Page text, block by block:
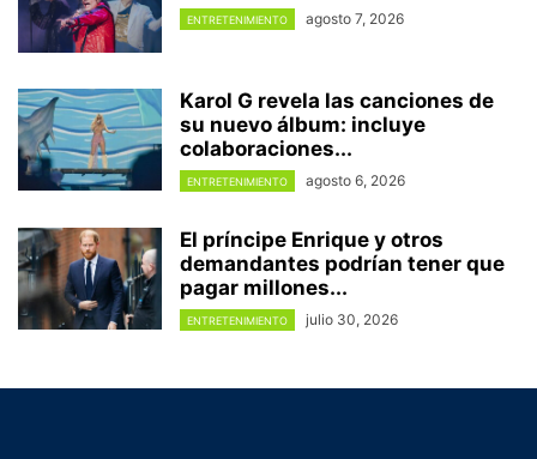
ENTRETENIMIENTO agosto 7, 2026
Karol G revela las canciones de
su nuevo álbum: incluye
colaboraciones...
ENTRETENIMIENTO agosto 6, 2026
El príncipe Enrique y otros
demandantes podrían tener que
pagar millones...
ENTRETENIMIENTO julio 30, 2026